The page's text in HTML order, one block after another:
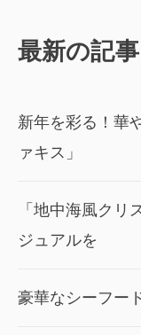
最新の記事
新年を彩る！華
ァキス」
「地中海風ク
ジュアルを
豪華なシーフー